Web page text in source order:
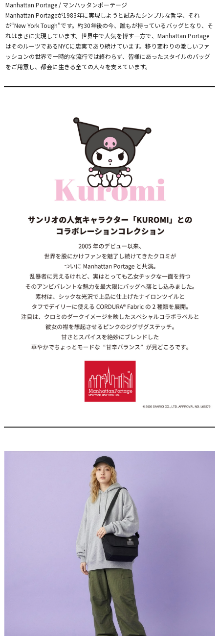
Manhattan Portage / マンハッタンポーテージ
Manhattan Portageが1983年に実現しようと試みたシンプルな哲学、それ
が“New York Tough”です。約30年後の今、誰もが持っているバッグとなり、そ
れはまさに実現しています。世界中で人気を博す一方で、Manhattan Portage
はそのルーツであるNYCに忠実であり続けています。移り変わりの激しいファ
ッションの世界で一時的な流行では終わらず、皆様にあったスタイルのバッグ
をご用意し、都会に生きる全ての人々を支えています。